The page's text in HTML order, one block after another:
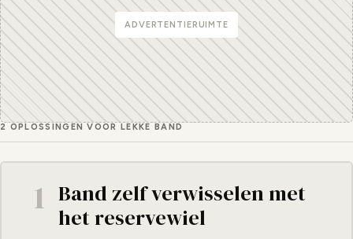
ADVERTENTIERUIMTE
2 OPLOSSINGEN VOOR LEKKE BAND
1 Band zelf verwisselen met
het reservewiel